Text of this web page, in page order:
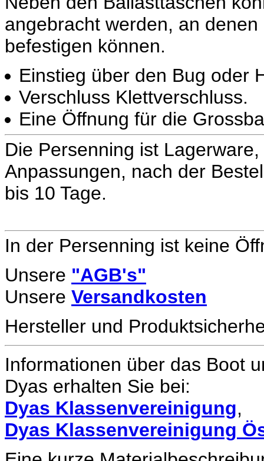
angebracht werden, an
befestigen können.
Einstieg über den Bug oder
Verschluss Klettverschluss.
Eine Öffnung für die
Die Persenning ist
Anpassungen, nach der
bis 10 Tage.
In der Persenning ist keine
Unsere "AGB's"
Unsere Versandkosten
Hersteller und
Informationen über das Boot
Dyas erhalten Sie bei:
Dyas Klassenvereinigung,
Dyas Klassenvereinigung